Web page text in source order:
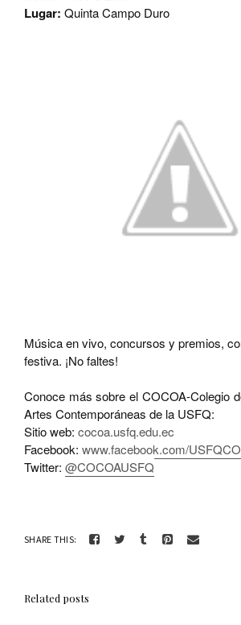
Lugar: Quinta Campo Duro
Música en vivo, concursos y premios,
festiva. ¡No faltes!
Conoce más sobre el COCOA-Colegio
Artes Contemporáneas de la USFQ:
Sitio web: cocoa.usfq.edu.ec
Facebook: www.facebook.com/
Twitter: @COCOAUSFQ
SHARE THIS:
Related posts